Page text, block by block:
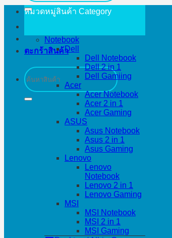
ตะกร้าสินค้า
ค้นหา:
หมวดหมู่สินค้า Category
Notebook
Dell
Dell Notebook
Dell 2 in 1
Dell Gamiing
Acer
Acer Notebook
Acer 2 in 1
Acer Gaming
ASUS
Asus Notebook
Asus 2 in 1
Asus Gaming
Lenovo
Lenovo
Notebook
Lenovo 2 in 1
Lenovo Gaming
MSI
MSI Notebook
MSI 2 in 1
MSI Gaming